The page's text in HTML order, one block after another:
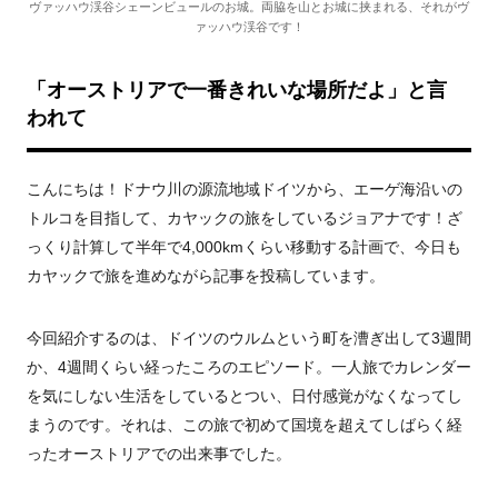
ヴァッハウ渓谷シェーンビュールのお城。両脇を山とお城に挟まれる、それがヴ
ァッハウ渓谷です！
「オーストリアで一番きれいな場所だよ」と言
われて
こんにちは！ドナウ川の源流地域ドイツから、エーゲ海沿いの
トルコを目指して、カヤックの旅をしているジョアナです！ざ
っくり計算して半年で4,000kmくらい移動する計画で、今日も
カヤックで旅を進めながら記事を投稿しています。
今回紹介するのは、ドイツのウルムという町を漕ぎ出して3週間
か、4週間くらい経ったころのエピソード。一人旅でカレンダー
を気にしない生活をしているとつい、日付感覚がなくなってし
まうのです。それは、この旅で初めて国境を超えてしばらく経
ったオーストリアでの出来事でした。